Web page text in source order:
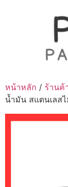
หน้าหลัก / ร้านค้
น้ำมัน สแตนเลส